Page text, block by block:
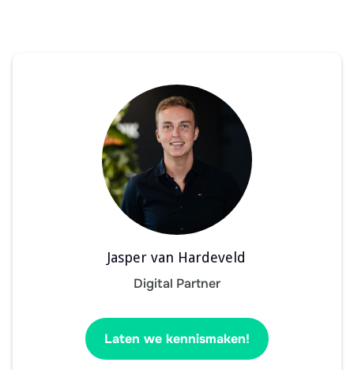
Jasper van Hardeveld
Digital Partner
Laten we kennismaken!